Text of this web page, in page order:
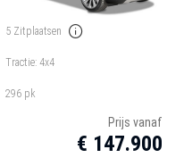
5 Zitplaatsen
Tractie: 4x4
296 pk
Prijs vanaf
€ 147.900